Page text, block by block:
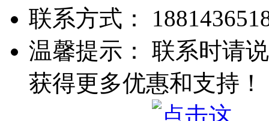
联系方式：
温馨提示： 联系时请
获得更多优惠和支持！